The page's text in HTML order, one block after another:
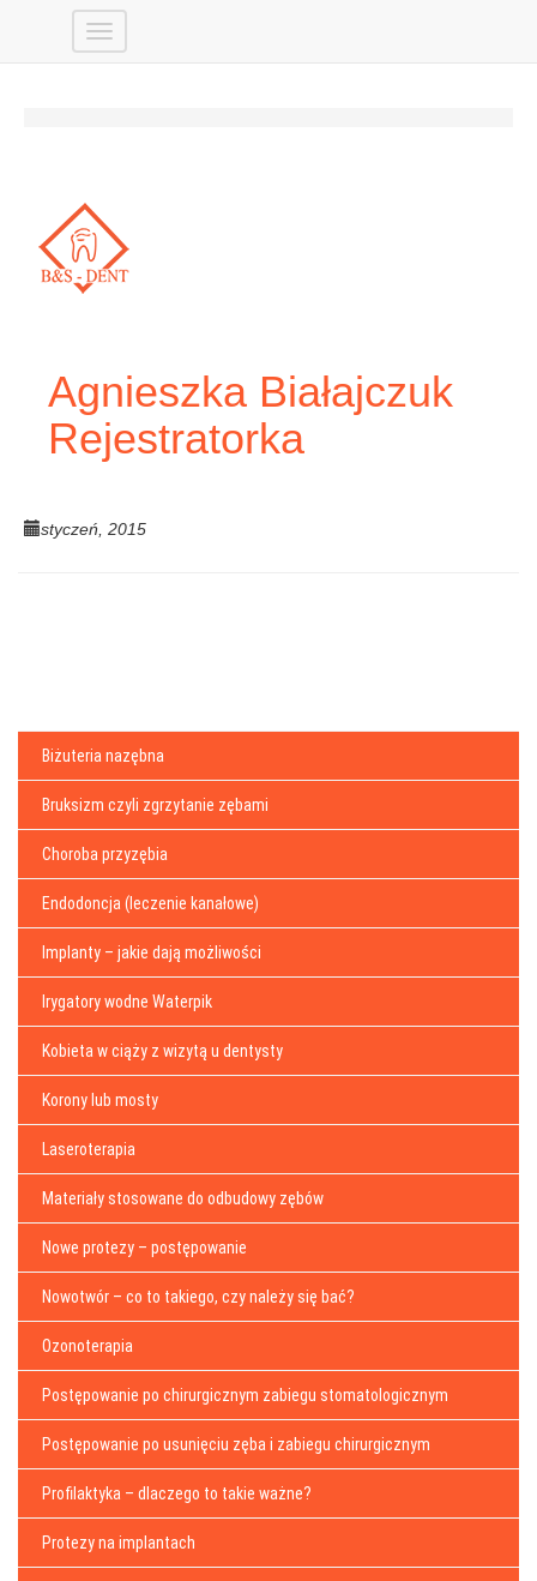
Agnieszka Białajczuk
Rejestratorka
styczeń, 2015
Biżuteria nazębna
Bruksizm czyli zgrzytanie zębami
Choroba przyzębia
Endodoncja (leczenie kanałowe)
Implanty – jakie dają możliwości
Irygatory wodne Waterpik
Kobieta w ciąży z wizytą u dentysty
Korony lub mosty
Laseroterapia
Materiały stosowane do odbudowy zębów
Nowe protezy – postępowanie
Nowotwór – co to takiego, czy należy się bać?
Ozonoterapia
Postępowanie po chirurgicznym zabiegu stomatologicznym
Postępowanie po usunięciu zęba i zabiegu chirurgicznym
Profilaktyka – dlaczego to takie ważne?
Protezy na implantach